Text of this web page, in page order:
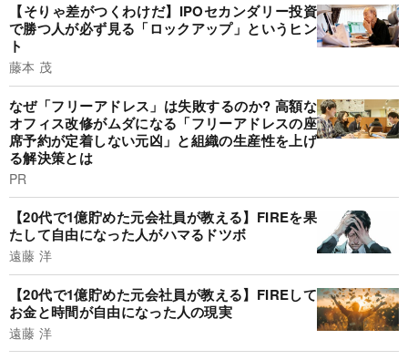
【そりゃ差がつくわけだ】IPOセカンダリー投資
で勝つ人が必ず見る「ロックアップ」というヒン
ト
藤本 茂
なぜ「フリーアドレス」は失敗するのか? 高額な
オフィス改修がムダになる「フリーアドレスの座
席予約が定着しない元凶」と組織の生産性を上げ
る解決策とは
PR
【20代で1億貯めた元会社員が教える】FIREを果
たして自由になった人がハマるドツボ
遠藤 洋
【20代で1億貯めた元会社員が教える】FIREして
お金と時間が自由になった人の現実
遠藤 洋